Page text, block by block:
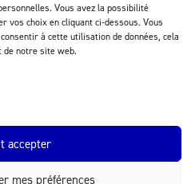
Vous avez la possibilité
vos choix en cliquant ci-dessous. Vous
à cette utilisation de données, cela
de notre site web.
accepter
mes préférences